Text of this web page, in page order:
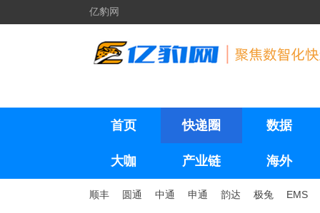
亿豹网
首页 快递圈 数据
大咖 产业链 海外
顺丰 圆通 中通 申通 韵达 极兔 EMS